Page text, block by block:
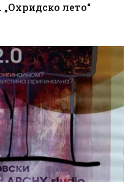
„Охридско лето“